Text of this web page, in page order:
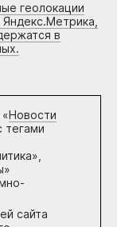
геолокации
в
Новости
тегами
сайта